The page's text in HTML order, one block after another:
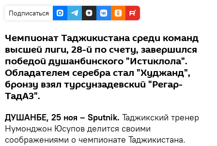
Подписаться
Чемпионат Таджикистана среди команд
высшей лиги, 28-й по счету, завершился
победой душанбинского "Истиклола".
Обладателем серебра стал "Худжанд",
бронзу взял турсунзадевский "Регар-
ТадАЗ".
ДУШАНБЕ, 25 ноя – Sputnik. Таджикский тренер
Нумонджон Юсупов делится своими
соображениями о чемпионате Таджикистана.